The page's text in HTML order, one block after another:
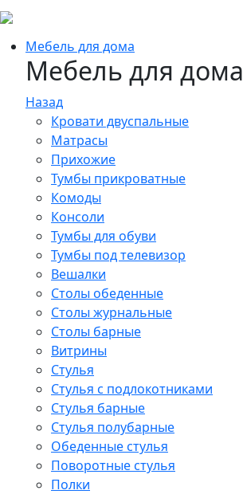
Мебель для дома
Мебель для дома
Назад
Кровати двуспальные
Матрасы
Прихожие
Тумбы прикроватные
Комоды
Консоли
Тумбы для обуви
Тумбы под телевизор
Вешалки
Столы обеденные
Столы журнальные
Столы барные
Витрины
Стулья
Стулья с подлокотниками
Стулья барные
Стулья полубарные
Обеденные стулья
Поворотные стулья
Полки